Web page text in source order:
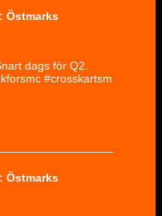
Östmarks
dags för Q2.
#crosskartsm
Östmarks